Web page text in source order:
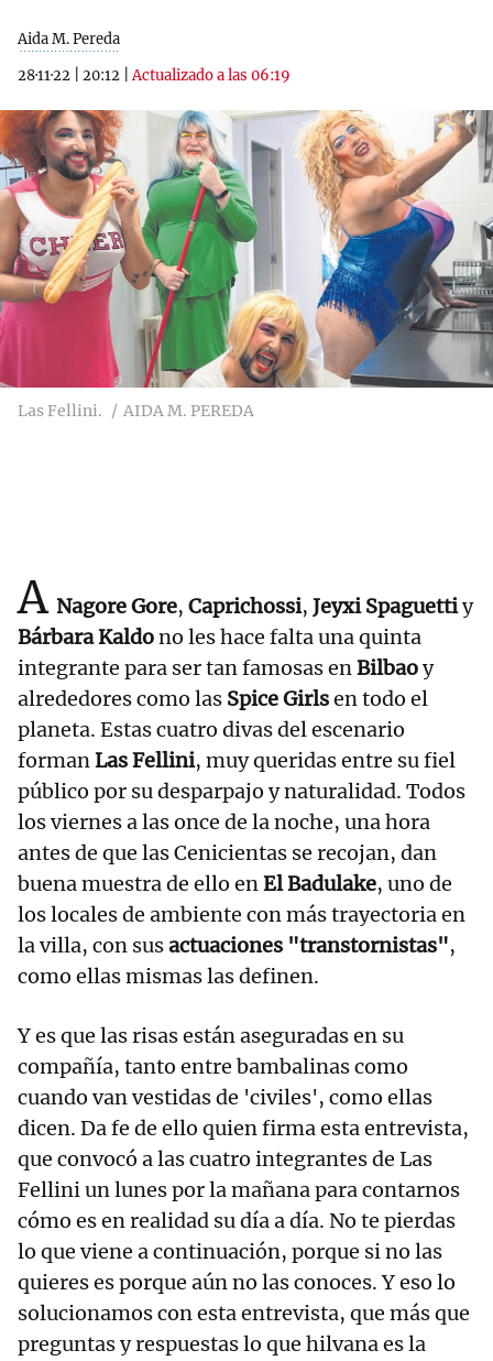
Aida M. Pereda
28·11·22
20:12 |Actualizado a las 06:19
Las Fellini. AIDA M. PEREDA
A Nagore Gore, Caprichossi, Jeyxi Spaguettiy
Bárbara Kaldono les hace falta una quinta
integrante para ser tan famosas enBilbaoy
alrededores como las Spice Girlsen todo el
planeta. Estas cuatro divas del escenario
formanLas Fellini, muy queridas entre su fiel
público por su desparpajo y naturalidad. Todos
los viernes a las once de la noche, una hora
antes de que las Cenicientas se recojan, dan
buena muestra de ello enEl Badulake, uno de
los locales de ambiente con más trayectoria en
la villa, con susactuaciones "transtornistas",
como ellas mismas las definen.
Y es que las risas están aseguradas en su
compañía, tanto entre bambalinas como
cuando van vestidas de 'civiles', como ellas
dicen. Da fe de ello quien firma esta entrevista,
que convocó a las cuatro integrantes de Las
Fellini un lunes por la mañana para contarnos
cómo es en realidad su día a día. No te pierdas
lo que viene a continuación, porque si no las
quieres es porque aún no las conoces. Y eso lo
solucionamos con esta entrevista, que más que
preguntas y respuestas lo que hilvana es la